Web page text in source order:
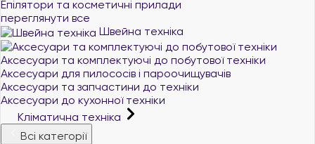
Епілятори та косметичні прилади
переглянути все
Швейна техніка
Аксесуари та комплектуючі до побутової техніки
Аксесуари для пилососів і пароочищувачів
Аксесуари та запчастини до техніки
Аксесуари до кухонної техніки
Кліматична техніка
Всі категорії